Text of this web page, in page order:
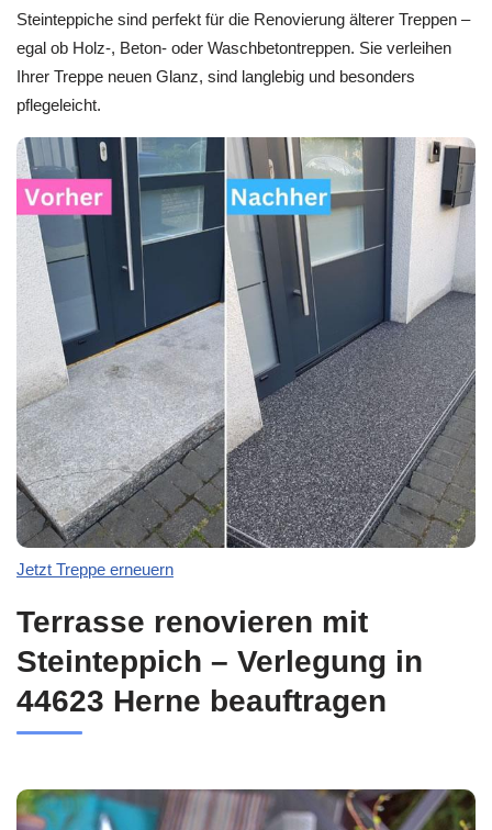
Steinteppiche sind perfekt für die Renovierung älterer Treppen –
egal ob Holz-, Beton- oder Waschbetontreppen. Sie verleihen
Ihrer Treppe neuen Glanz, sind langlebig und besonders
pflegeleicht.
Jetzt Treppe erneuern
Terrasse renovieren mit
Steinteppich – Verlegung in
44623 Herne beauftragen